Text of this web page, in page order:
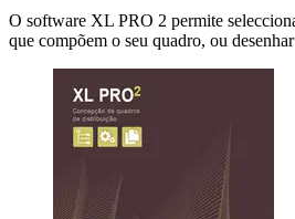
O software XL PRO 2 permite
que compõem o seu quadro, ou